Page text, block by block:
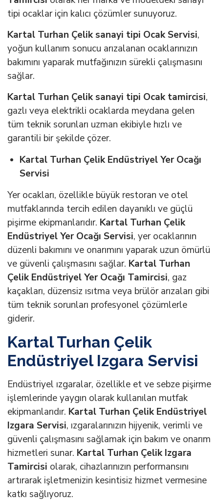
tipi ocaklar için kalıcı çözümler sunuyoruz.
Kartal Turhan Çelik sanayi tipi Ocak Servisi,
yoğun kullanım sonucu arızalanan ocaklarınızın
bakımını yaparak mutfağınızın sürekli çalışmasını
sağlar.
Kartal Turhan Çelik sanayi tipi Ocak tamircisi,
gazlı veya elektrikli ocaklarda meydana gelen
tüm teknik sorunları uzman ekibiyle hızlı ve
garantili bir şekilde çözer.
Kartal Turhan Çelik Endüstriyel Yer Ocağı
Servisi
Yer ocakları, özellikle büyük restoran ve otel
mutfaklarında tercih edilen dayanıklı ve güçlü
pişirme ekipmanlarıdır. Kartal Turhan Çelik
Endüstriyel Yer Ocağı Servisi, yer ocaklarının
düzenli bakımını ve onarımını yaparak uzun ömürlü
ve güvenli çalışmasını sağlar. Kartal Turhan
Çelik Endüstriyel Yer Ocağı Tamircisi, gaz
kaçakları, düzensiz ısıtma veya brülör arızaları gibi
tüm teknik sorunları profesyonel çözümlerle
giderir.
Kartal Turhan Çelik
Endüstriyel Izgara Servisi
Endüstriyel ızgaralar, özellikle et ve sebze pişirme
işlemlerinde yaygın olarak kullanılan mutfak
ekipmanlarıdır. Kartal Turhan Çelik Endüstriyel
Izgara Servisi, ızgaralarınızın hijyenik, verimli ve
güvenli çalışmasını sağlamak için bakım ve onarım
hizmetleri sunar. Kartal Turhan Çelik Izgara
Tamircisi olarak, cihazlarınızın performansını
artırarak işletmenizin kesintisiz hizmet vermesine
katkı sağlıyoruz.